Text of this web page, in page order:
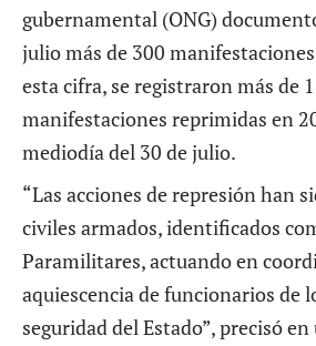
gubernamental (ONG)
julio más de 300
esta cifra, se registraron más de
manifestaciones reprimidas en
mediodía del 30 de julio.
“Las acciones de represión han
civiles armados, identificados
Paramilitares, actuando en
aquiescencia de funcionarios de
seguridad del Estado”, precisó